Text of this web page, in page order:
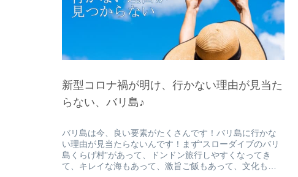
新型コロナ禍が明け、行かない理由が見当た
らない、バリ島♪
バリ島は今、良い要素がたくさんです！バリ島に行かな
い理由が見当たらないんです！まず“スローダイブのバリ
島くらげ村”があって、ドンドン旅行しやすくなってき
て、キレイな海もあって、激旨ご飯もあって、文化もお